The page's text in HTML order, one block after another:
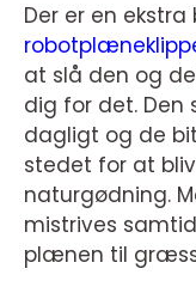
Der er en
at slå den og
dig for det. Den
dagligt og de
stedet for at
naturgødning.
mistrives
plænen til